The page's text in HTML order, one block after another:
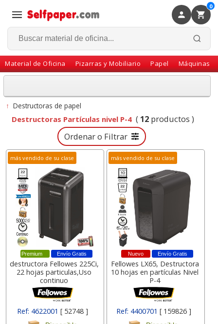
0
Material de Oficina Pizarras y Mobiliario Papel Máquinas
Volver
↑Destructoras de papel
Destructoras Partículas nivel P-4 (12productos )
Ordenar o Filtrar
más vendido de su clase
Envío Gratis
Premium
destructora Fellowes 225Ci,
22 hojas particulas,Uso
continuo
Ref: 4622001[ 52748 ]
más vendido de su clase
Envío Gratis
Nuevo
Fellowes LX65, Destructora
10 hojas en partículas Nivel
P-4
Ref: 4400701 [ 159826 ]